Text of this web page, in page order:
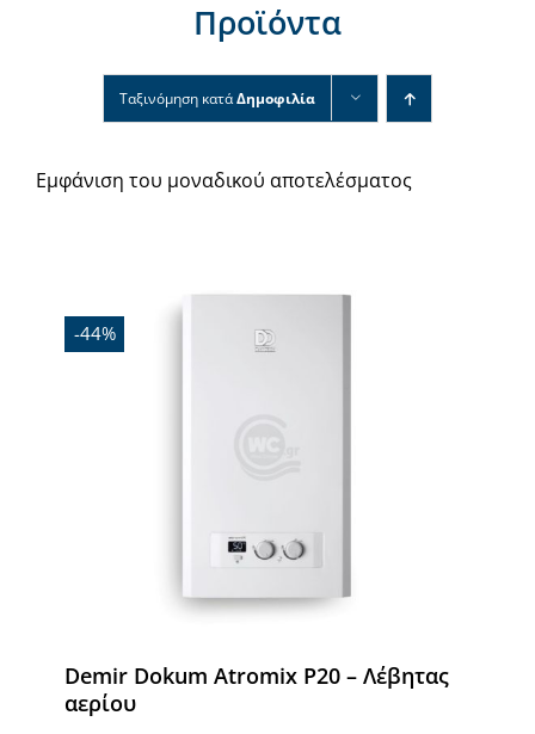
Επικοινωνία
Προϊόντα
Ταξινόμηση κατάΔημοφιλία
Εμφάνιση του μοναδικού αποτελέσματος
-44%
Demir Dokum Atromix P20 – Λέβητας
αερίου